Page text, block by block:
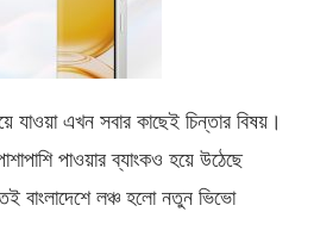
যাওয়া এখন সবার কাছেই চিন্তার বিষয়।
পাওয়ার ব্যাংকও হয়ে উঠেছে
বাংলাদেশে লঞ্চ হলো নতুন ভিভো